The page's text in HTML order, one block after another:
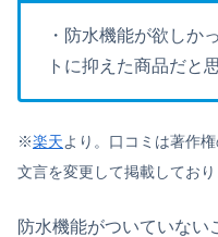
・防水機能が欲しか
トに抑えた商品だと
※楽天より。口コミは著作
文言を変更して掲載しており
防水機能がついていない